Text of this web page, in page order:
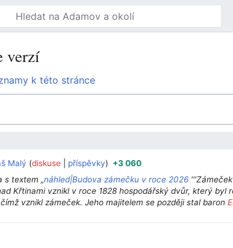
verzí
k této stránce
Malý diskuse příspěvky
+3 060
s textem „náhled|Budova zámečku v roce 2026
Křtinami vznikl v roce 1828 hospodářský dvůr, který byl
vznikl zámeček. Jeho majitelem se později stal baron